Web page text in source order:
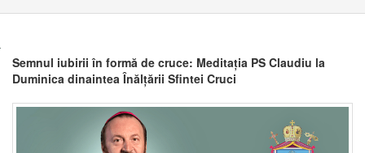
Semnul iubirii în formă de cruce: Meditația PS Claudiu la
Duminica dinaintea Înălțării Sfintei Cruci